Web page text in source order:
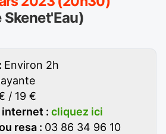
Environ 2h
/ 19 €
: cliquez ici
resa : 03 86 34 96 10